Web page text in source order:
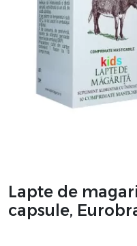
Lapte de
capsule,